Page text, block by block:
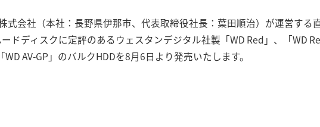
式会社（本社：長野県伊那市、代表取締役社長：葉田順治）が運営する
ドディスクに定評のあるウェスタンデジタル社製「WD Red」、「WD
WD AV-GP」のバルクHDDを8月6日より発売いたします。